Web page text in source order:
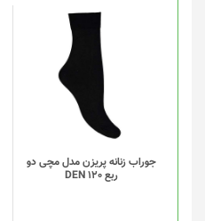
جوراب زنانه پریزن مدل مچی دو
ربع DEN 120
این
محصول
دارای
انواع
مختلفی
می
گزینه
ها